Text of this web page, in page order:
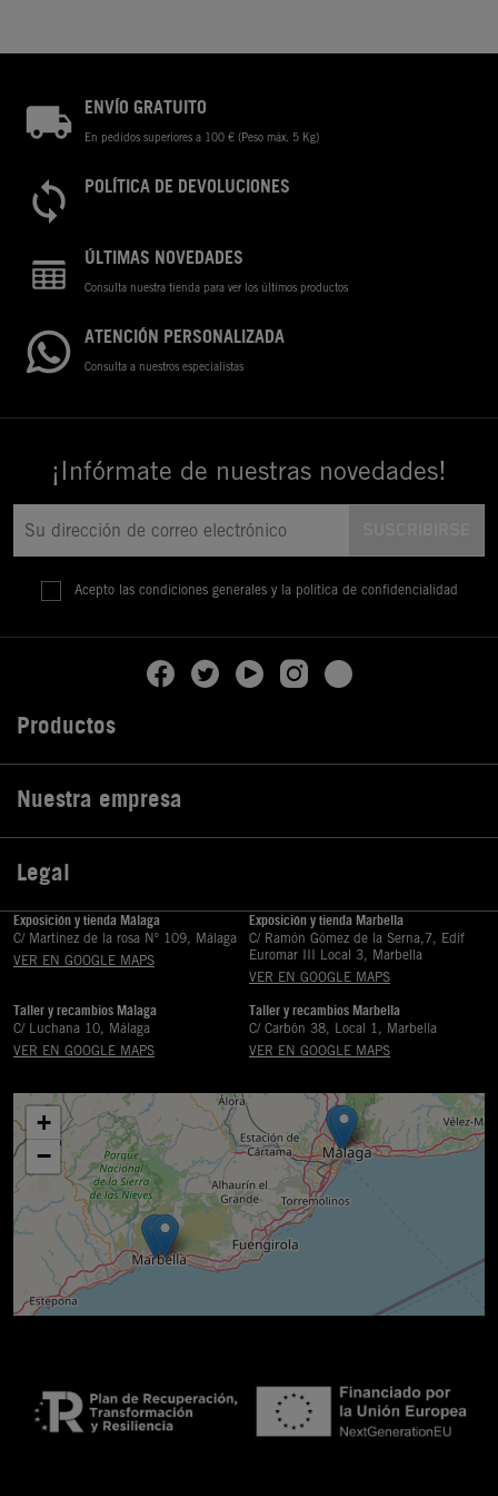
ENVÍO GRATUITO
En pedidos superiores a 100 € (Peso máx. 5 Kg)
POLÍTICA DE DEVOLUCIONES
ÚLTIMAS NOVEDADES
Consulta nuestra tienda para ver los últimos productos
ATENCIÓN PERSONALIZADA
Consulta a nuestros especialistas
¡Infórmate de nuestras novedades!
Acepto las condiciones generales y la política de confidencialidad
Productos
Nuestra empresa
Legal
Exposición y tienda Málaga
C/ Martinez de la rosa Nº 109, Málaga
VER EN GOOGLE MAPS
Exposición y tienda Marbella
C/ Ramón Gómez de la Serna,7, Edif
Euromar III Local 3, Marbella
VER EN GOOGLE MAPS
Taller y recambios Málaga
C/ Luchana 10, Málaga
VER EN GOOGLE MAPS
Taller y recambios Marbella
C/ Carbón 38, Local 1, Marbella
VER EN GOOGLE MAPS
+
−